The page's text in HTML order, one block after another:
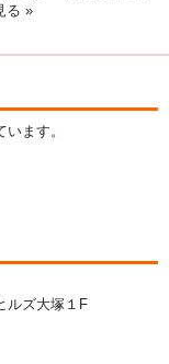
る »
ます。
ルズ大塚１F